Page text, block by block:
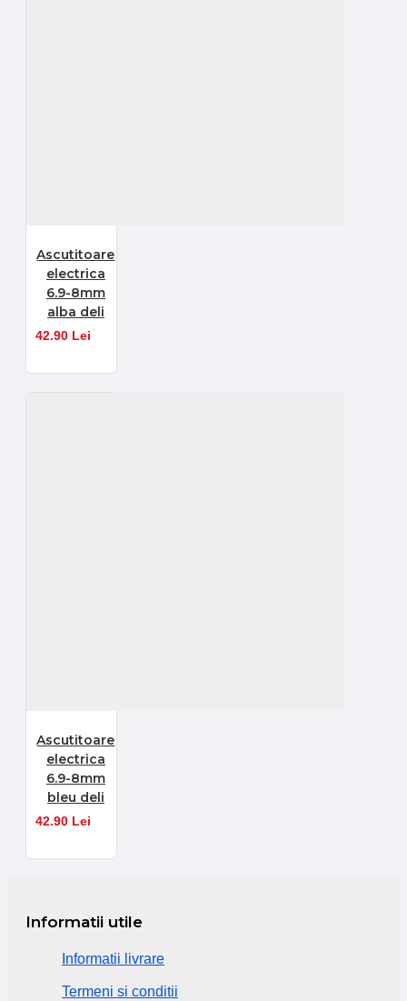
Ascutitoare
electrica
6.9-8mm
alba deli
42.90 Lei
Ascutitoare
electrica
6.9-8mm
bleu deli
42.90 Lei
Informatii utile
Informatii livrare
Termeni si conditii